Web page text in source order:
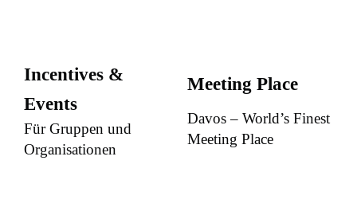
Incentives &
Events
Für Gruppen und
Organisationen
Meeting Place
Davos – World’s Finest
Meeting Place